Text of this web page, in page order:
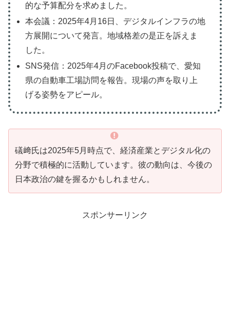
的な予算配分を求めました。
本会議：2025年4月16日、デジタルインフラの地
方展開について発言。地域格差の是正を訴えま
した。
SNS発信：2025年4月のFacebook投稿で、愛知
県の自動車工場訪問を報告。現場の声を取り上
げる姿勢をアピール。
礒﨑氏は2025年5月時点で、経済産業とデジタル化の
分野で積極的に活動しています。彼の動向は、今後の
日本政治の鍵を握るかもしれません。
スポンサーリンク